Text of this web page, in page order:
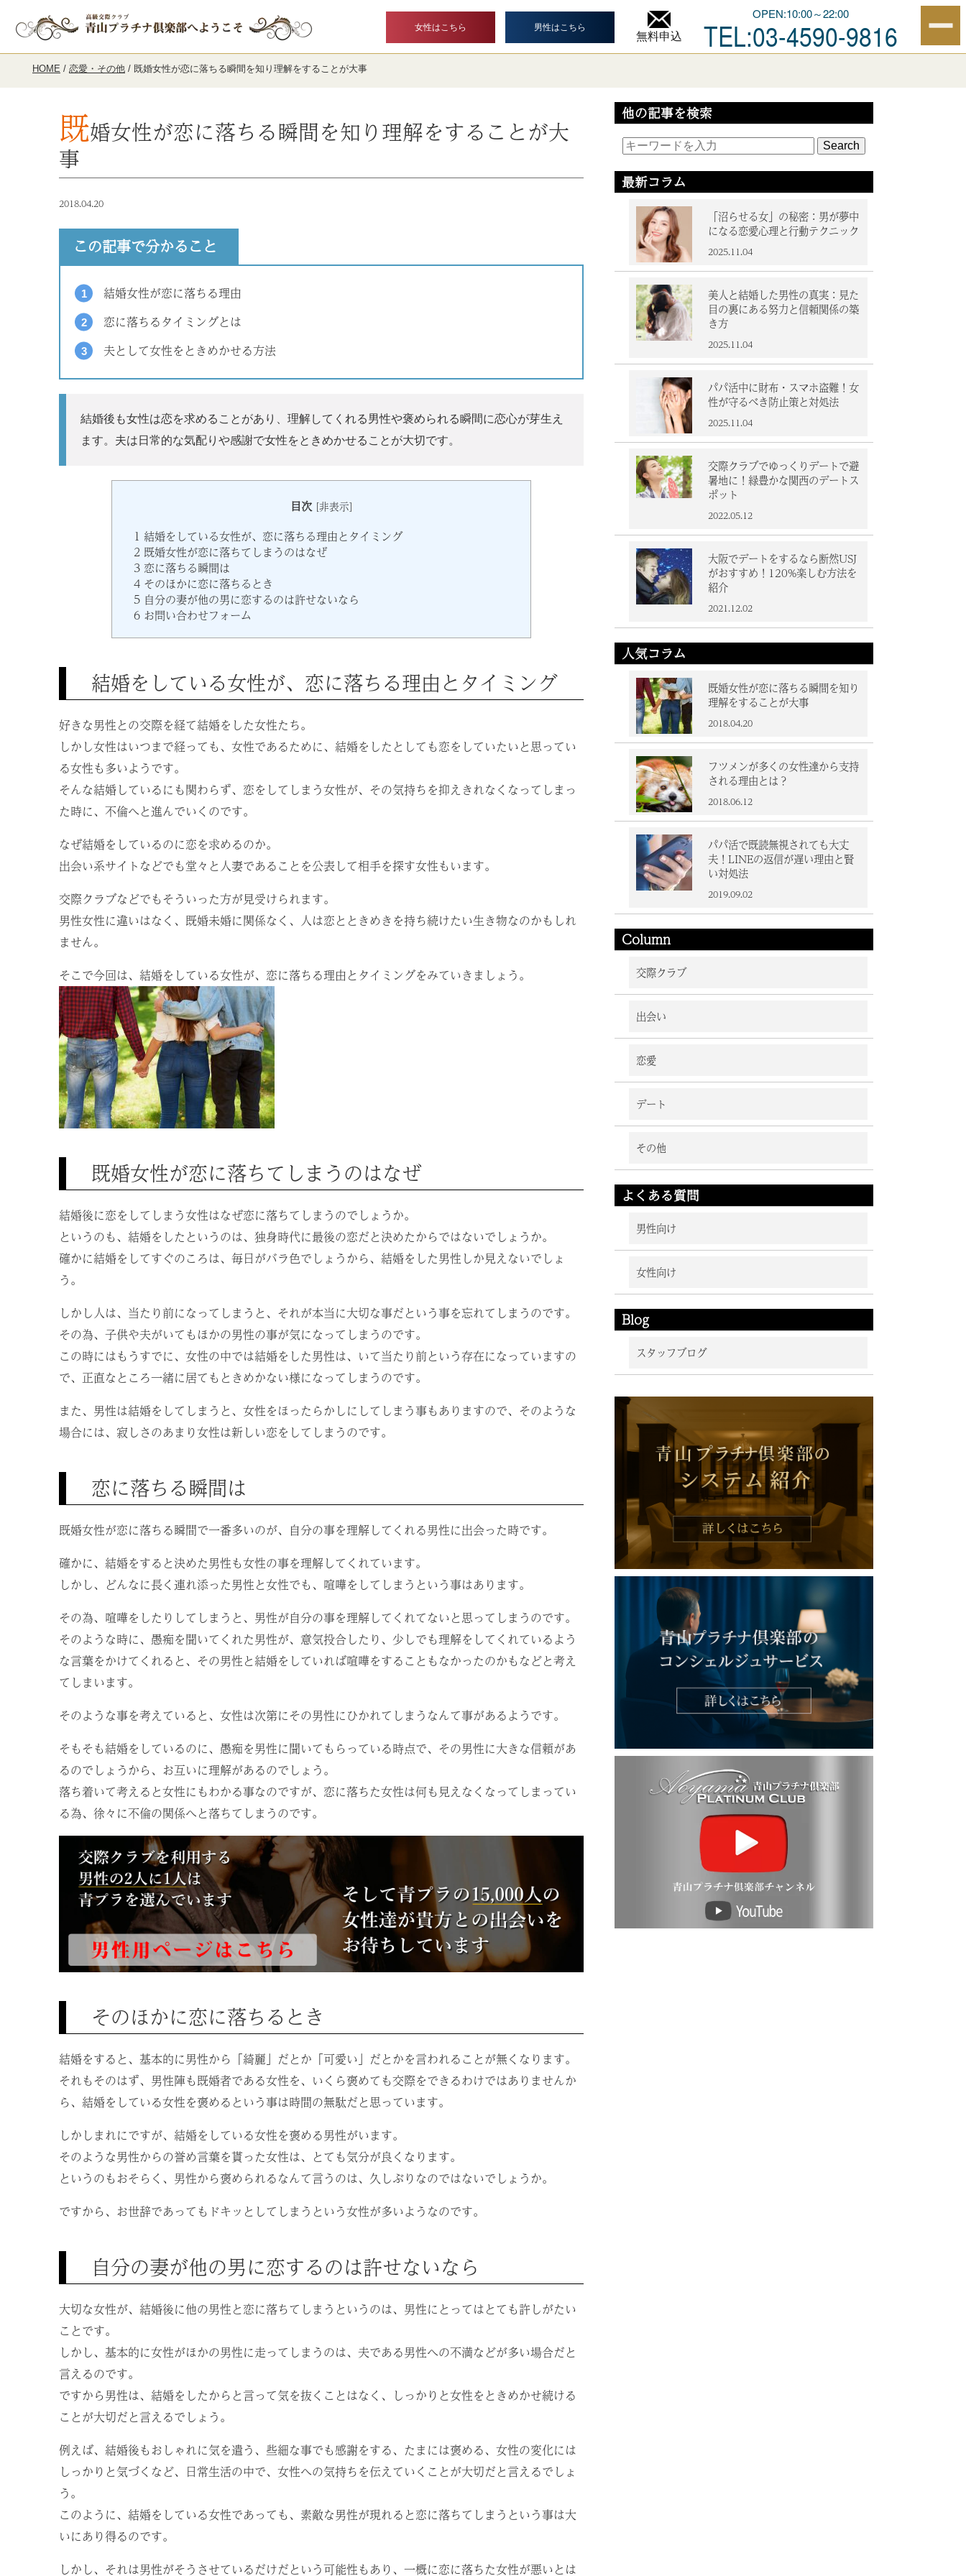
女性はこちら 男性はこちら
無料申込
OPEN:10:00～22:00
TEL:03-4590-9816
HOME / 恋愛・その他 / 既婚女性が恋に落ちる瞬間を知り理解をすることが大事
既婚女性が恋に落ちる瞬間を知り理解をすることが大
事
2018.04.20
この記事で分かること
結婚女性が恋に落ちる理由
恋に落ちるタイミングとは
夫として女性をときめかせる方法
結婚後も女性は恋を求めることがあり、理解してくれる男性や褒められる瞬間に恋心が芽生え
ます。夫は日常的な気配りや感謝で女性をときめかせることが大切です。
目次 [非表示]
1 結婚をしている女性が、恋に落ちる理由とタイミング
2 既婚女性が恋に落ちてしまうのはなぜ
3 恋に落ちる瞬間は
4 そのほかに恋に落ちるとき
5 自分の妻が他の男に恋するのは許せないなら
6 お問い合わせフォーム
結婚をしている女性が、恋に落ちる理由とタイミング
好きな男性との交際を経て結婚をした女性たち。
しかし女性はいつまで経っても、女性であるために、結婚をしたとしても恋をしていたいと思ってい
る女性も多いようです。
そんな結婚しているにも関わらず、恋をしてしまう女性が、その気持ちを抑えきれなくなってしまっ
た時に、不倫へと進んでいくのです。
なぜ結婚をしているのに恋を求めるのか。
出会い系サイトなどでも堂々と人妻であることを公表して相手を探す女性もいます。
交際クラブなどでもそういった方が見受けられます。
男性女性に違いはなく、既婚未婚に関係なく、人は恋とときめきを持ち続けたい生き物なのかもしれ
ません。
そこで今回は、結婚をしている女性が、恋に落ちる理由とタイミングをみていきましょう。
既婚女性が恋に落ちてしまうのはなぜ
結婚後に恋をしてしまう女性はなぜ恋に落ちてしまうのでしょうか。
というのも、結婚をしたというのは、独身時代に最後の恋だと決めたからではないでしょうか。
確かに結婚をしてすぐのころは、毎日がバラ色でしょうから、結婚をした男性しか見えないでしょ
う。
しかし人は、当たり前になってしまうと、それが本当に大切な事だという事を忘れてしまうのです。
その為、子供や夫がいてもほかの男性の事が気になってしまうのです。
この時にはもうすでに、女性の中では結婚をした男性は、いて当たり前という存在になっていますの
で、正直なところ一緒に居てもときめかない様になってしまうのです。
また、男性は結婚をしてしまうと、女性をほったらかしにしてしまう事もありますので、そのような
場合には、寂しさのあまり女性は新しい恋をしてしまうのです。
恋に落ちる瞬間は
既婚女性が恋に落ちる瞬間で一番多いのが、自分の事を理解してくれる男性に出会った時です。
確かに、結婚をすると決めた男性も女性の事を理解してくれています。
しかし、どんなに長く連れ添った男性と女性でも、喧嘩をしてしまうという事はあります。
その為、喧嘩をしたりしてしまうと、男性が自分の事を理解してくれてないと思ってしまうのです。
そのような時に、愚痴を聞いてくれた男性が、意気投合したり、少しでも理解をしてくれているよう
な言葉をかけてくれると、その男性と結婚をしていれば喧嘩をすることもなかったのかもなどと考え
てしまいます。
そのような事を考えていると、女性は次第にその男性にひかれてしまうなんて事があるようです。
そもそも結婚をしているのに、愚痴を男性に聞いてもらっている時点で、その男性に大きな信頼があ
るのでしょうから、お互いに理解があるのでしょう。
落ち着いて考えると女性にもわかる事なのですが、恋に落ちた女性は何も見えなくなってしまってい
る為、徐々に不倫の関係へと落ちてしまうのです。
そのほかに恋に落ちるとき
結婚をすると、基本的に男性から「綺麗」だとか「可愛い」だとかを言われることが無くなります。
それもそのはず、男性陣も既婚者である女性を、いくら褒めても交際をできるわけではありませんか
ら、結婚をしている女性を褒めるという事は時間の無駄だと思っています。
しかしまれにですが、結婚をしている女性を褒める男性がいます。
そのような男性からの誉め言葉を貰った女性は、とても気分が良くなります。
というのもおそらく、男性から褒められるなんて言うのは、久しぶりなのではないでしょうか。
ですから、お世辞であってもドキッとしてしまうという女性が多いようなのです。
自分の妻が他の男に恋するのは許せないなら
大切な女性が、結婚後に他の男性と恋に落ちてしまうというのは、男性にとってはとても許しがたい
ことです。
しかし、基本的に女性がほかの男性に走ってしまうのは、夫である男性への不満などが多い場合だと
言えるのです。
ですから男性は、結婚をしたからと言って気を抜くことはなく、しっかりと女性をときめかせ続ける
ことが大切だと言えるでしょう。
例えば、結婚後もおしゃれに気を遣う、些細な事でも感謝をする、たまには褒める、女性の変化には
しっかりと気づくなど、日常生活の中で、女性への気持ちを伝えていくことが大切だと言えるでしょ
う。
このように、結婚をしている女性であっても、素敵な男性が現れると恋に落ちてしまうという事は大
いにあり得るのです。
しかし、それは男性がそうさせているだけだという可能性もあり、一概に恋に落ちた女性が悪いとは
他の記事を検索
Search
最新コラム
「沼らせる女」の秘密：男が夢中
になる恋愛心理と行動テクニック
2025.11.04
美人と結婚した男性の真実：見た
目の裏にある努力と信頼関係の築
き方
2025.11.04
パパ活中に財布・スマホ盗難！女
性が守るべき防止策と対処法
2025.11.04
交際クラブでゆっくりデートで避
暑地に！緑豊かな関西のデートス
ポット
2022.05.12
大阪でデートをするなら断然USJ
がおすすめ！120%楽しむ方法を
紹介
2021.12.02
人気コラム
既婚女性が恋に落ちる瞬間を知り
理解をすることが大事
2018.04.20
フツメンが多くの女性達から支持
される理由とは？
2018.06.12
パパ活で既読無視されても大丈
夫！LINEの返信が遅い理由と賢
い対処法
2019.09.02
Column
交際クラブ
出会い
恋愛
デート
その他
よくある質問
男性向け
女性向け
Blog
スタッフブログ